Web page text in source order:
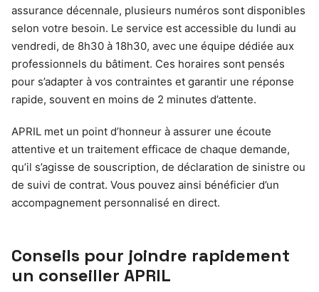
assurance décennale, plusieurs numéros sont disponibles
selon votre besoin. Le service est accessible du lundi au
vendredi, de 8h30 à 18h30, avec une équipe dédiée aux
professionnels du bâtiment. Ces horaires sont pensés
pour s’adapter à vos contraintes et garantir une réponse
rapide, souvent en moins de 2 minutes d’attente.
APRIL met un point d’honneur à assurer une écoute
attentive et un traitement efficace de chaque demande,
qu’il s’agisse de souscription, de déclaration de sinistre ou
de suivi de contrat. Vous pouvez ainsi bénéficier d’un
accompagnement personnalisé en direct.
Conseils pour joindre rapidement
un conseiller APRIL